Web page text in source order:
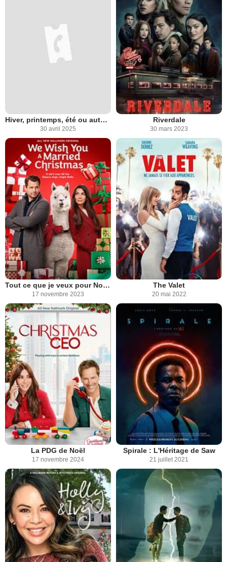
Hiver, printemps, été ou automne
30 avril 2025
Riverdale
30 mars 2023
Tout ce que je veux pour Noël... c'est toi !
17 novembre 2023
The Valet
20 mai 2022
La PDG de Noël
17 novembre 2024
Spirale : L'Héritage de Saw
21 juillet 2021